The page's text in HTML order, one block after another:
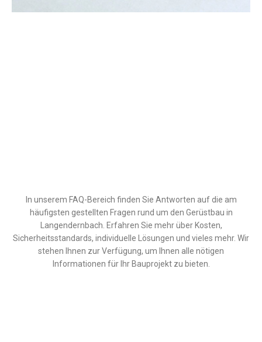
In unserem FAQ-Bereich finden Sie Antworten auf die am
häufigsten gestellten Fragen rund um den Gerüstbau in
Langendernbach. Erfahren Sie mehr über Kosten,
Sicherheitsstandards, individuelle Lösungen und vieles mehr. Wir
stehen Ihnen zur Verfügung, um Ihnen alle nötigen
Informationen für Ihr Bauprojekt zu bieten.